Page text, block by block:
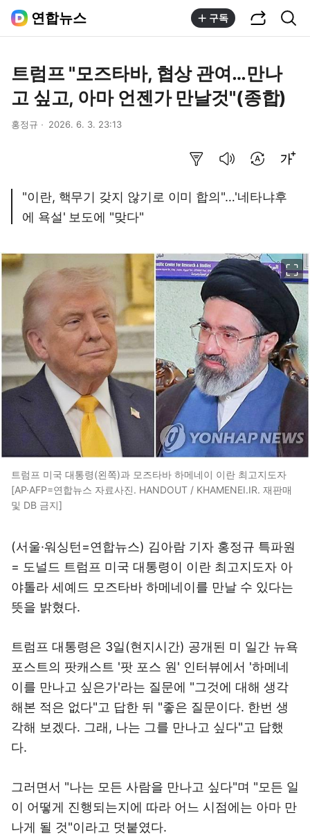
연합뉴스 구독
트럼프 "모즈타바, 협상 관여…만나
고 싶고, 아마 언젠가 만날것"(종합)
홍정규 2026. 6. 3. 23:13
"이란, 핵무기 갖지 않기로 이미 합의"…'네타냐후
에 욕설' 보도에 "맞다"
트럼프 미국 대통령(왼쪽)과 모즈타바 하메네이 이란 최고지도자
[AP·AFP=연합뉴스 자료사진. HANDOUT / KHAMENEI.IR. 재판매
및 DB 금지]
(서울·워싱턴=연합뉴스) 김아람 기자 홍정규 특파원
= 도널드 트럼프 미국 대통령이 이란 최고지도자 아
야톨라 세예드 모즈타바 하메네이를 만날 수 있다는
뜻을 밝혔다.
트럼프 대통령은 3일(현지시간) 공개된 미 일간 뉴욕
포스트의 팟캐스트 '팟 포스 원' 인터뷰에서 '하메네
이를 만나고 싶은가'라는 질문에 "그것에 대해 생각
해본 적은 없다"고 답한 뒤 "좋은 질문이다. 한번 생
각해 보겠다. 그래, 나는 그를 만나고 싶다"고 답했
다.
그러면서 "나는 모든 사람을 만나고 싶다"며 "모든 일
이 어떻게 진행되는지에 따라 어느 시점에는 아마 만
나게 될 것"이라고 덧붙였다.